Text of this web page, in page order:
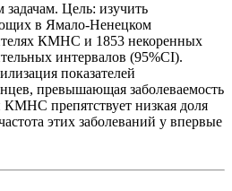
Цель: изучить
в Ямало-Ненецком
КМНС и 1853 некоренных
интервалов (95%CI).
показателей
превышающая заболеваемость
КМНС препятствует низкая доля
этих заболеваний у впервые